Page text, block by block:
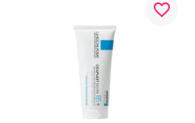
favorite_border